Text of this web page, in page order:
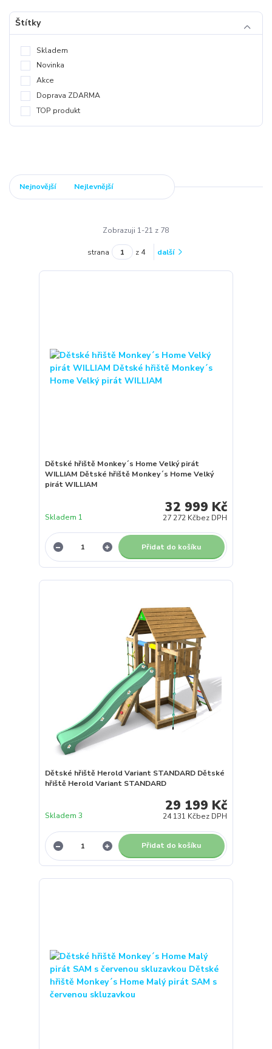
Štítky
Skladem
Novinka
Akce
Doprava ZDARMA
TOP produkt
Nejnovější Nejlevnější
Zobrazuji 1-21 z 78
strana z 4 další
Dětské hřiště Monkey´s Home Velký pirát
WILLIAM Dětské hřiště Monkey´s Home Velký
pirát WILLIAM
32 999 Kč
27 272 Kčbez DPH
Skladem 1
Přidat do košíku
Dětské hřiště Herold Variant STANDARD Dětské
hřiště Herold Variant STANDARD
29 199 Kč
24 131 Kčbez DPH
Skladem 3
Přidat do košíku